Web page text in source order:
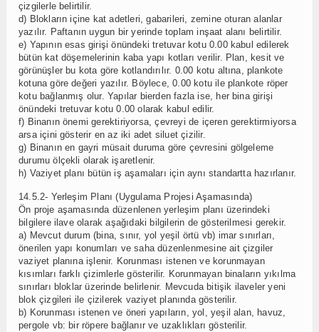
çizgilerle belirtilir.
d) Blokların içine kat adetleri, gabarileri, zemine oturan alanlar
yazılır. Paftanın uygun bir yerinde toplam inşaat alanı belirtilir.
e) Yapının esas girişi önündeki tretuvar kotu 0.00 kabul edilerek
bütün kat döşemelerinin kaba yapı kotları verilir. Plan, kesit ve
görünüşler bu kota göre kotlandırılır. 0.00 kotu altına, plankote
kotuna göre değeri yazılır. Böylece, 0.00 kotu ile plankote röper
kotu bağlanmış olur. Yapılar bierden fazla ise, her bina girişi
önündeki tretuvar kotu 0.00 olarak kabul edilir.
f) Binanın önemi gerektiriyorsa, çevreyi de içeren gerektirmiyorsa
arsa içini gösterir en az iki adet siluet çizilir.
g) Binanın en gayri müsait duruma göre çevresini gölgeleme
durumu ölçekli olarak işaretlenir.
h) Vaziyet planı bütün iş aşamaları için aynı standartta hazırlanır.
14.5.2- Yerleşim Planı (Uygulama Projesi Aşamasında)
Ön proje aşamasında düzenlenen yerleşim planı üzerindeki
bilgilere ilave olarak aşağıdaki bilgilerin de gösterilmesi gerekir.
a) Mevcut durum (bina, sınır, yol yeşil örtü vb) imar sınırları,
önerilen yapı konumları ve saha düzenlenmesine ait çizgiler
vaziyet planına işlenir. Korunması istenen ve korunmayan
kısımları farklı çizimlerle gösterilir. Korunmayan binaların yıkılma
sınırları bloklar üzerinde belirlenir. Mevcuda bitişik ilaveler yeni
blok çizgileri ile çizilerek vaziyet planında gösterilir.
b) Korunması istenen ve öneri yapıların, yol, yeşil alan, havuz,
pergole vb: bir röpere bağlanır ve uzaklıkları gösterilir.